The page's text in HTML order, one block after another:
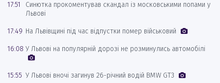
17:51
Синютка прокоментував скандал із московськими попами у
Львові
17:49 На Львівщині під час відпустки помер військовий
16:08 У Львові на популярній дорозі не розминулись автомобілі
15:55 У Львові вночі загинув 26-річний водій BMW GT3